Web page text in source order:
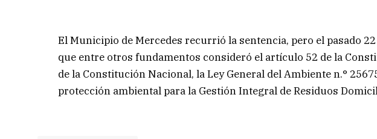
El Municipio de Mercedes recurrió la sentencia, pero el pasado
que entre otros fundamentos consideró el artículo 52 de la
de la Constitución Nacional, la Ley General del Ambiente n.°
protección ambiental para la Gestión Integral de Residuos